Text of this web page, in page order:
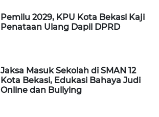
Pemilu 2029, KPU Kota Bekasi Kaji
Penataan Ulang Dapil DPRD
Jaksa Masuk Sekolah di SMAN 12
Kota Bekasi, Edukasi Bahaya Judi
Online dan Bullying